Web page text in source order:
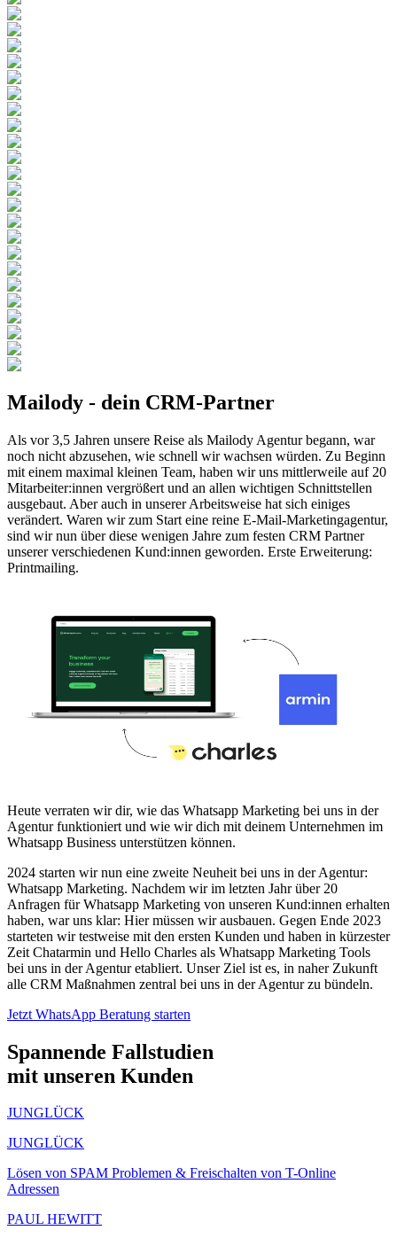
Mailody - dein CRM-Partner
Als vor 3,5 Jahren unsere Reise als Mailody Agentur begann, war
noch nicht abzusehen, wie schnell wir wachsen würden. Zu Beginn
mit einem maximal kleinen Team, haben wir uns mittlerweile auf 20
Mitarbeiter:innen vergrößert und an allen wichtigen Schnittstellen
ausgebaut. Aber auch in unserer Arbeitsweise hat sich einiges
verändert. Waren wir zum Start eine reine E-Mail-Marketingagentur,
sind wir nun über diese wenigen Jahre zum festen CRM Partner
unserer verschiedenen Kund:innen geworden. Erste Erweiterung:
Printmailing.
Heute verraten wir dir, wie das Whatsapp Marketing bei uns in der
Agentur funktioniert und wie wir dich mit deinem Unternehmen im
Whatsapp Business unterstützen können.
2024 starten wir nun eine zweite Neuheit bei uns in der Agentur:
Whatsapp Marketing. Nachdem wir im letzten Jahr über 20
Anfragen für Whatsapp Marketing von unseren Kund:innen erhalten
haben, war uns klar: Hier müssen wir ausbauen. Gegen Ende 2023
starteten wir testweise mit den ersten Kunden und haben in kürzester
Zeit Chatarmin und Hello Charles als Whatsapp Marketing Tools
bei uns in der Agentur etabliert. Unser Ziel ist es, in naher Zukunft
alle CRM Maßnahmen zentral bei uns in der Agentur zu bündeln.
Jetzt WhatsApp Beratung starten
Spannende Fallstudien
mit unseren Kunden
JUNGLÜCK
JUNGLÜCK
Lösen von SPAM Problemen & Freischalten von T-Online
Adressen
PAUL HEWITT